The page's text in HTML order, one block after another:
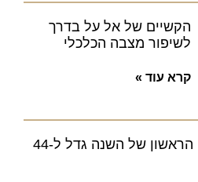
הקשיים של אל על בדרך
לשיפור מצבה הכלכלי
קרא עוד »
אל על: ההפסד ברבעון הראשון של השנה גדל ל-44